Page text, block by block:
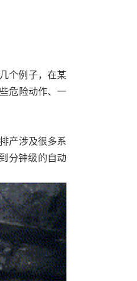
个例子，在某
危险动作、一
产涉及很多系
分钟级的自动